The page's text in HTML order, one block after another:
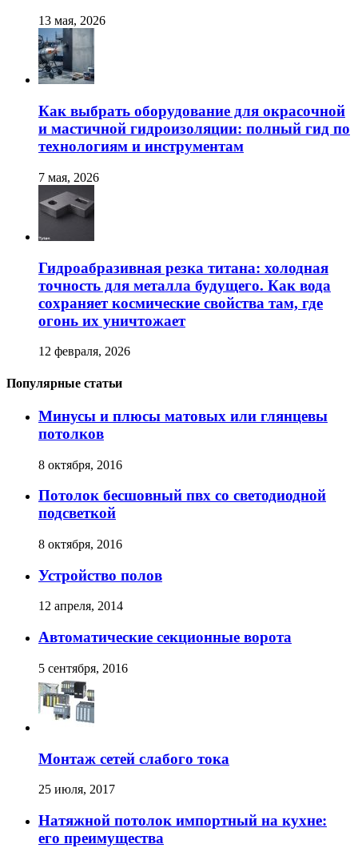
13 мая, 2026
Как выбрать оборудование для окрасочной
и мастичной гидроизоляции: полный гид по
технологиям и инструментам
7 мая, 2026
Гидроабразивная резка титана: холодная
точность для металла будущего. Как вода
сохраняет космические свойства там, где
огонь их уничтожает
12 февраля, 2026
Популярные статьи
Минусы и плюсы матовых или глянцевы
потолков
8 октября, 2016
Потолок бесшовный пвх со светодиодной
подсветкой
8 октября, 2016
Устройство полов
12 апреля, 2014
Автоматические секционные ворота
5 сентября, 2016
Монтаж сетей слабого тока
25 июля, 2017
Натяжной потолок импортный на кухне:
его преимущества